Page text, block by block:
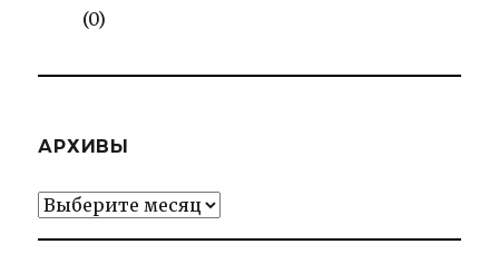
(0)
АРХИВЫ
Архивы